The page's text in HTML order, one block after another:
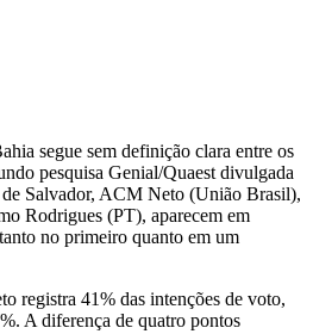
segue sem definição clara entre os
pesquisa Genial/Quaest divulgada
Salvador, ACM Neto (União Brasil),
Rodrigues (PT), aparecem em
no primeiro quanto em um
registra 41% das intenções de voto,
A diferença de quatro pontos